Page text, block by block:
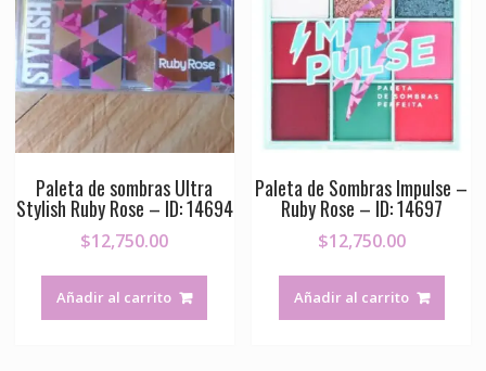
Paleta de sombras Ultra
Stylish Ruby Rose – ID: 14694
$12,750.00
Añadir al carrito
Paleta de Sombras Impulse –
Ruby Rose – ID: 14697
$12,750.00
Añadir al carrito